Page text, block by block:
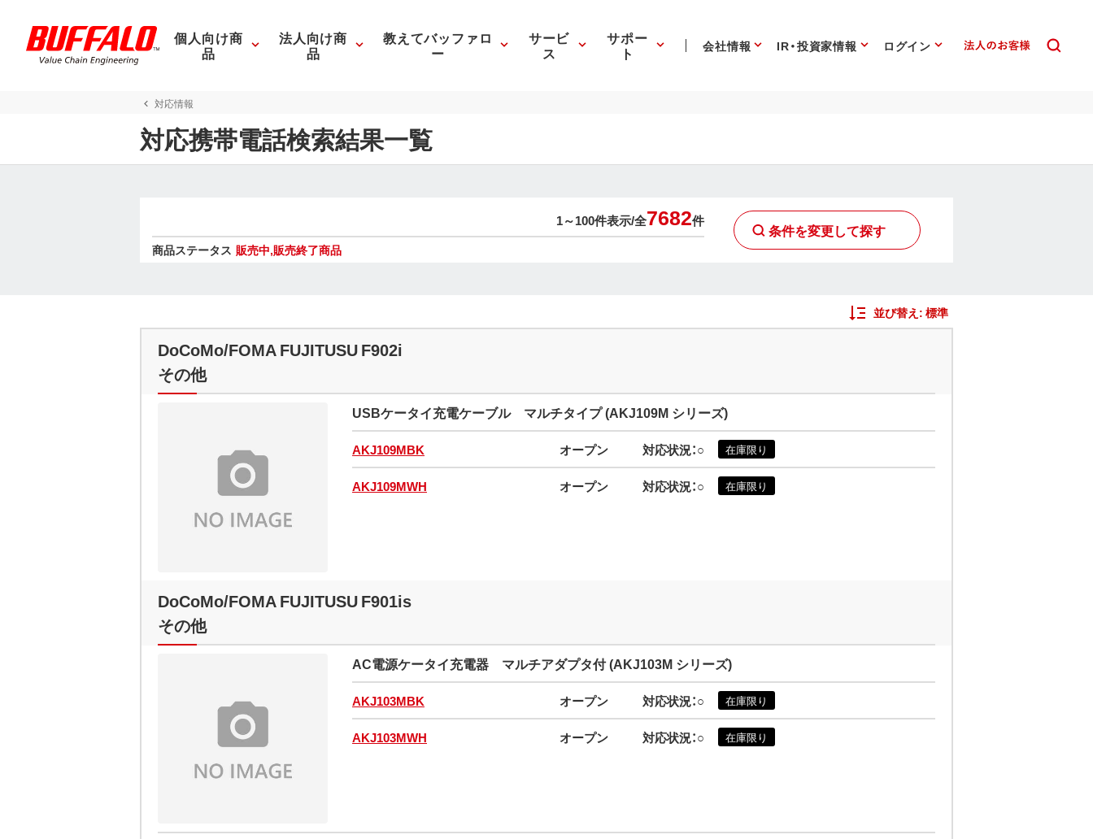
個人向け商
品
法人向け商
品
教えてバッファロ
ー
サービ
ス
サポー
ト 会社情報 IR・投資家情報 ログイン
対応情報
対応携帯電話検索結果一覧
1～100件表示/全7682件
商品ステータス 販売中,販売終了商品
条件を変更して探す
並び替え: 標準
DoCoMo/FOMA FUJITUSU F902i
その他
USBケータイ充電ケーブル マルチタイプ (AKJ109M シリーズ)
AKJ109MBK オープン 対応状況：○ 在庫限り
AKJ109MWH オープン 対応状況：○ 在庫限り
DoCoMo/FOMA FUJITUSU F901is
その他
AC電源ケータイ充電器 マルチアダプタ付 (AKJ103M シリーズ)
AKJ103MBK オープン 対応状況：○ 在庫限り
AKJ103MWH オープン 対応状況：○ 在庫限り